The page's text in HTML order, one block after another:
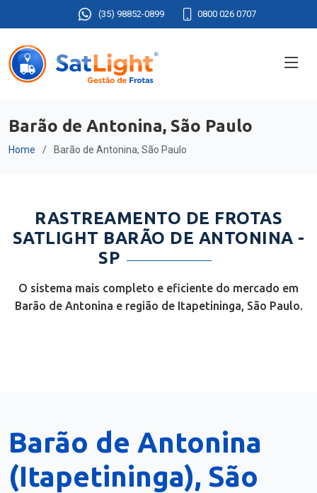
(35) 98852-0899 0800 026 0707
Barão de Antonina, São Paulo
Home Barão de Antonina, São Paulo
RASTREAMENTO DE FROTAS
SATLIGHT BARÃO DE ANTONINA -
SP
O sistema mais completo e eficiente do mercado em
Barão de Antonina e região de Itapetininga, São Paulo.
Barão de Antonina
(Itapetininga), São